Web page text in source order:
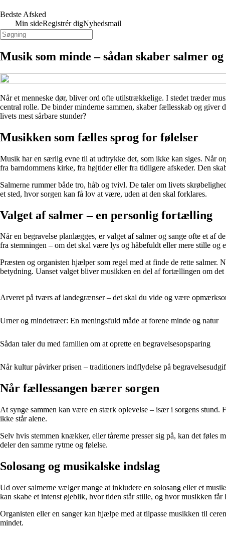
Bedste Afsked
Min sideRegistrér digNyhedsmail
Musik som minde – sådan skaber salmer
Når et menneske dør, bliver ord ofte utilstrækkelige. I stedet træder
central rolle. De binder minderne sammen, skaber fællesskab og
livets mest sårbare stunder?
Musikken som fælles sprog for følelser
Musik har en særlig evne til at udtrykke det, som ikke kan siges. Når
fra barndommens kirke, fra højtider eller fra tidligere afskeder. Den
Salmerne rummer både tro, håb og tvivl. De taler om livets
et sted, hvor sorgen kan få lov at være, uden at den skal forklares.
Valget af salmer – en personlig fortælling
Når en begravelse planlægges, er valget af salmer og sange ofte et af
fra stemningen – om det skal være lys og håbefuldt eller mere stille og
Præsten og organisten hjælper som regel med at finde de rette salmer.
betydning. Uanset valget bliver musikken en del af fortællingen om det
Arveret på tværs af landegrænser – det skal du vide og være
Urner og mindetræer: En meningsfuld måde at forene minde og natur
Sådan taler du med familien om at oprette en begravelsesopsparing
Når kultur påvirker prisen – traditioners indflydelse på
Når fællessangen bærer sorgen
At synge sammen kan være en stærk oplevelse – især i sorgens
ikke står alene.
Selv hvis stemmen knækker, eller tårerne presser sig på, kan det
deler den samme rytme og følelse.
Solosang og musikalske indslag
Ud over salmerne vælger mange at inkludere en solosang eller et
kan skabe et intenst øjeblik, hvor tiden står stille, og hvor musikken får
Organisten eller en sanger kan hjælpe med at tilpasse musikken til
mindet.